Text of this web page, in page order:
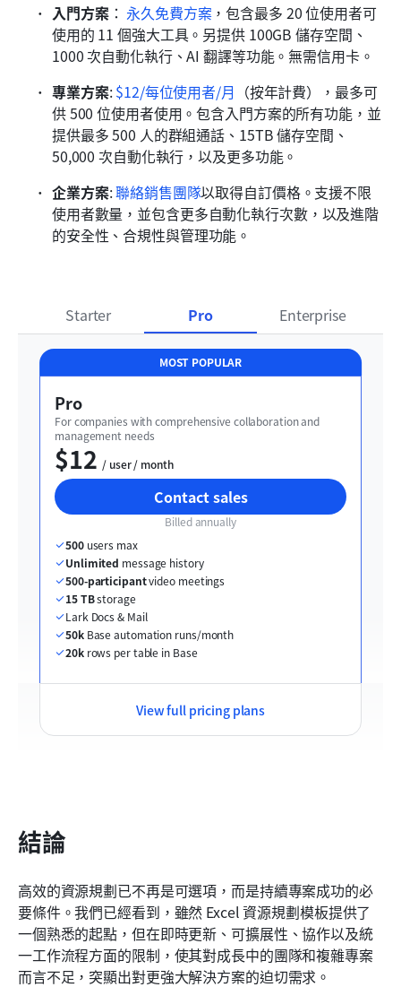
入門方案： 永久免費方案，包含最多 20 位使用者可
使用的 11 個強大工具。另提供 100GB 儲存空間、
1000 次自動化執行、AI 翻譯等功能。無需信用卡。
專業方案:$12/每位使用者/月 （按年計費），最多可
供 500 位使用者使用。包含入門方案的所有功能，並
提供最多 500 人的群組通話、15TB 儲存空間、
50,000 次自動化執行，以及更多功能。
企業方案: 聯絡銷售團隊以取得自訂價格。支援不限
使用者數量，並包含更多自動化執行次數，以及進階
的安全性、合規性與管理功能。
Starter Pro Enterprise
MOST POPULAR
Pro
For companies with comprehensive collaboration and
management needs
$12
  / user / month
Contact sales
Billed annually
500 users max
Unlimited message history
500-participant video meetings
15 TB storage
Lark Docs & Mail
50k Base automation runs/month
20k rows per table in Base
View full pricing plans
結論
高效的資源規劃已不再是可選項，而是持續專案成功的必
要條件。我們已經看到，雖然 Excel 資源規劃模板提供了
一個熟悉的起點，但在即時更新、可擴展性、協作以及統
一工作流程方面的限制，使其對成長中的團隊和複雜專案
而言不足，突顯出對更強大解決方案的迫切需求。